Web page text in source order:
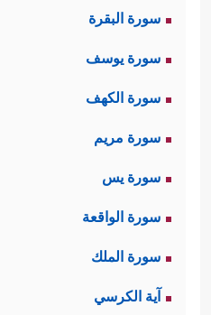
سورة البقرة
سورة يوسف
سورة الكهف
سورة مريم
سورة يس
سورة الواقعة
سورة الملك
آية الكرسي